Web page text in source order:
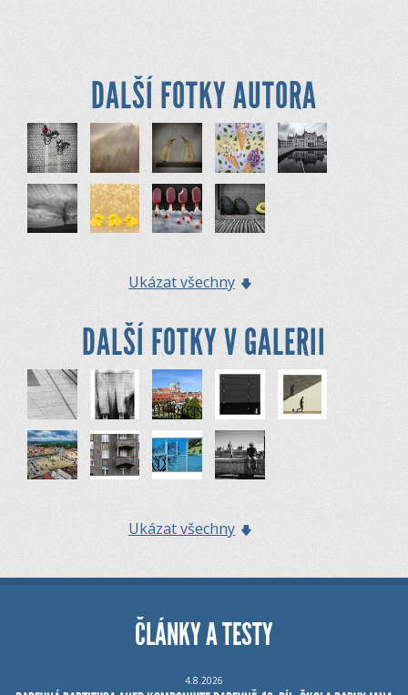
DALŠÍ FOTKY AUTORA
Ukázat všechny
DALŠÍ FOTKY V GALERII
Ukázat všechny
ČLÁNKY A TESTY
4.8.2026